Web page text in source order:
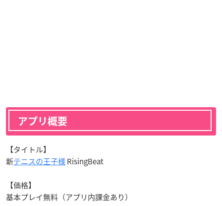
アプリ概要
【タイトル】
新テニスの王子様RisingBeat
【価格】
基本プレイ無料（アプリ内課金あり）